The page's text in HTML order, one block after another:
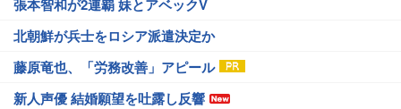
張本智和が2連覇 妹とアベックV
北朝鮮が兵士をロシア派遣決定か
藤原竜也、「労務改善」アピール
新人声優 結婚願望を吐露し反響